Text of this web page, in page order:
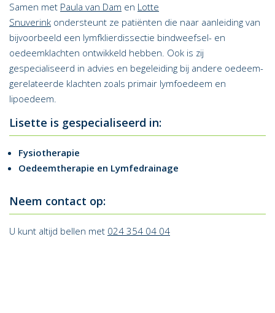
Samen met Paula van Dam en Lotte
Snuverink ondersteunt ze patiënten die naar aanleiding van
bijvoorbeeld een lymfklierdissectie bindweefsel- en
oedeemklachten ontwikkeld hebben. Ook is zij
gespecialiseerd in advies en begeleiding bij andere oedeem-
gerelateerde klachten zoals primair lymfoedeem en
lipoedeem.
Lisette is gespecialiseerd in:
Fysiotherapie
Oedeemtherapie en Lymfedrainage
Neem contact op:
U kunt altijd bellen met 024 354 04 04